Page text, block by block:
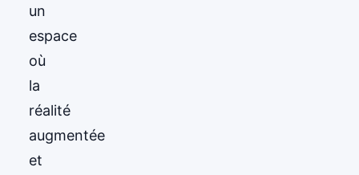
un
espace
où
la
réalité
augmentée
et